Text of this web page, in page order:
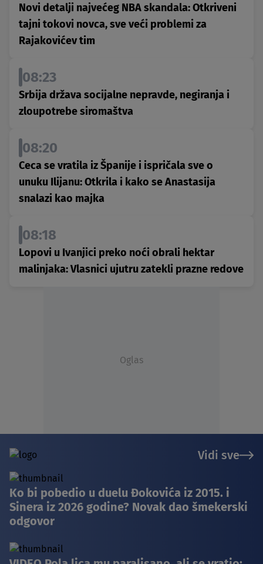
Novi detalji najvećeg NBA skandala: Otkriveni
tajni tokovi novca, sve veći problemi za
Rajakovićev tim
08:23
Srbija država socijalne nepravde, negiranja i
zloupotrebe siromaštva
08:20
Ceca se vratila iz Španije i ispričala sve o
unuku Ilijanu: Otkrila i kako se Anastasija
snalazi kao majka
08:18
Lopovi u Ivanjici preko noći obrali hektar
malinjaka: Vlasnici ujutru zatekli prazne redove
Oglas
Vidi sve
Ko bi pobedio u duelu Đokovića iz 2015. i
Sinera iz 2026 godine? Novak dao šmekerski
odgovor